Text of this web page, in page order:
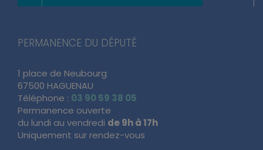
PERMANENCE DU DÉPUTÉ
1 place de Neubourg
67500 HAGUENAU
Téléphone : 03 90 59 38 05
Permanence ouverte
du lundi au vendredi de 9h à 17h
Uniquement sur rendez-vous